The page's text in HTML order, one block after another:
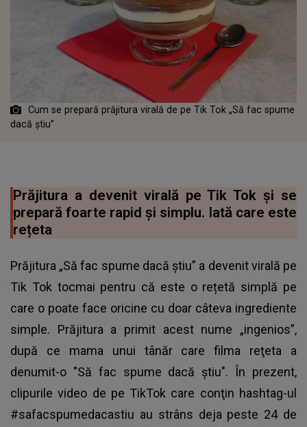
Cum se prepară prăjitura virală de pe Tik Tok „Să fac spume
dacă știu”
Prăjitura a devenit virală pe Tik Tok și se
prepară foarte rapid și simplu. Iată care este
rețeta
Prăjitura „Să fac spume dacă știu” a devenit virală pe
Tik Tok tocmai pentru că este o rețetă simplă pe
care o poate face oricine cu doar câteva ingrediente
simple. Prăjitura a primit acest nume „ingenios”,
după ce mama unui tânăr care filma reţeta a
denumit-o "Să fac spume dacă ştiu". În prezent,
clipurile video de pe TikTok care conţin hashtag-ul
#safacspumedacastiu au strâns deja peste 24 de